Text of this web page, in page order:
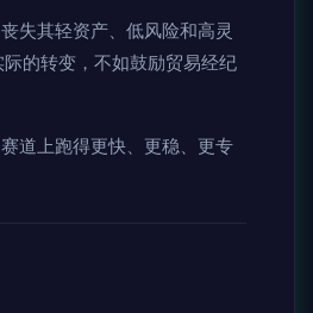
失其轻资产、低风险和高灵
的转变，不如鼓励贸易经纪
道上跑得更快、更稳、更专